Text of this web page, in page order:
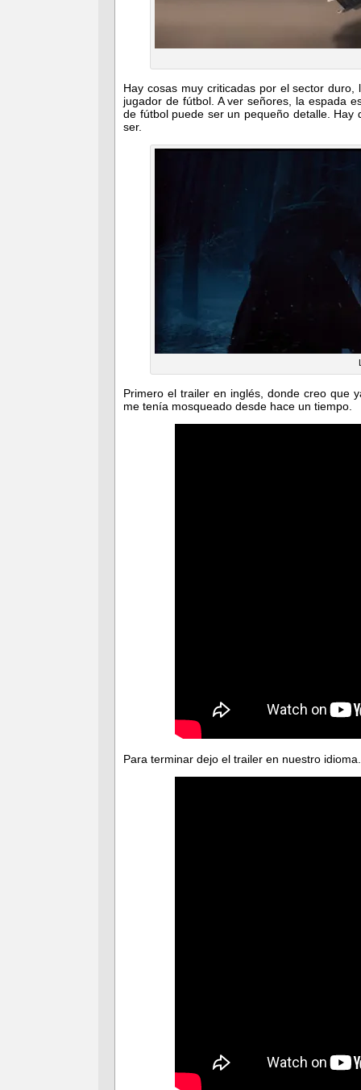
Hay cosas muy criticadas por el sector
jugador de fútbol. A ver señores, la espada
de fútbol puede ser un pequeño detalle. Hay
ser.
Primero el trailer en inglés, donde creo que
me tenía mosqueado desde hace un tiempo.
Para terminar dejo el trailer en nuestro idioma.